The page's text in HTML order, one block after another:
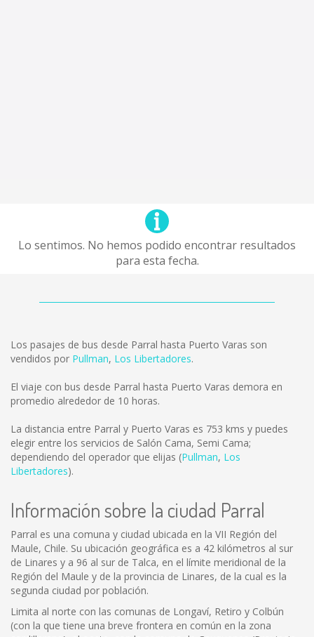
Lo sentimos. No hemos podido encontrar resultados
para esta fecha.
Los pasajes de bus desde Parral hasta Puerto Varas son
vendidos por Pullman, Los Libertadores.
El viaje con bus desde Parral hasta Puerto Varas demora en
promedio alrededor de 10 horas.
La distancia entre Parral y Puerto Varas es 753 kms y puedes
elegir entre los servicios de Salón Cama, Semi Cama;
dependiendo del operador que elijas (Pullman, Los
Libertadores).
Información sobre la ciudad Parral
Parral es una comuna y ciudad ubicada en la VII Región del
Maule, Chile. Su ubicación geográfica es a 42 kilómetros al sur
de Linares y a 96 al sur de Talca, en el límite meridional de la
Región del Maule y de la provincia de Linares, de la cual es la
segunda ciudad por población.
Limita al norte con las comunas de Longaví, Retiro y Colbún
(con la que tiene una breve frontera en común en la zona